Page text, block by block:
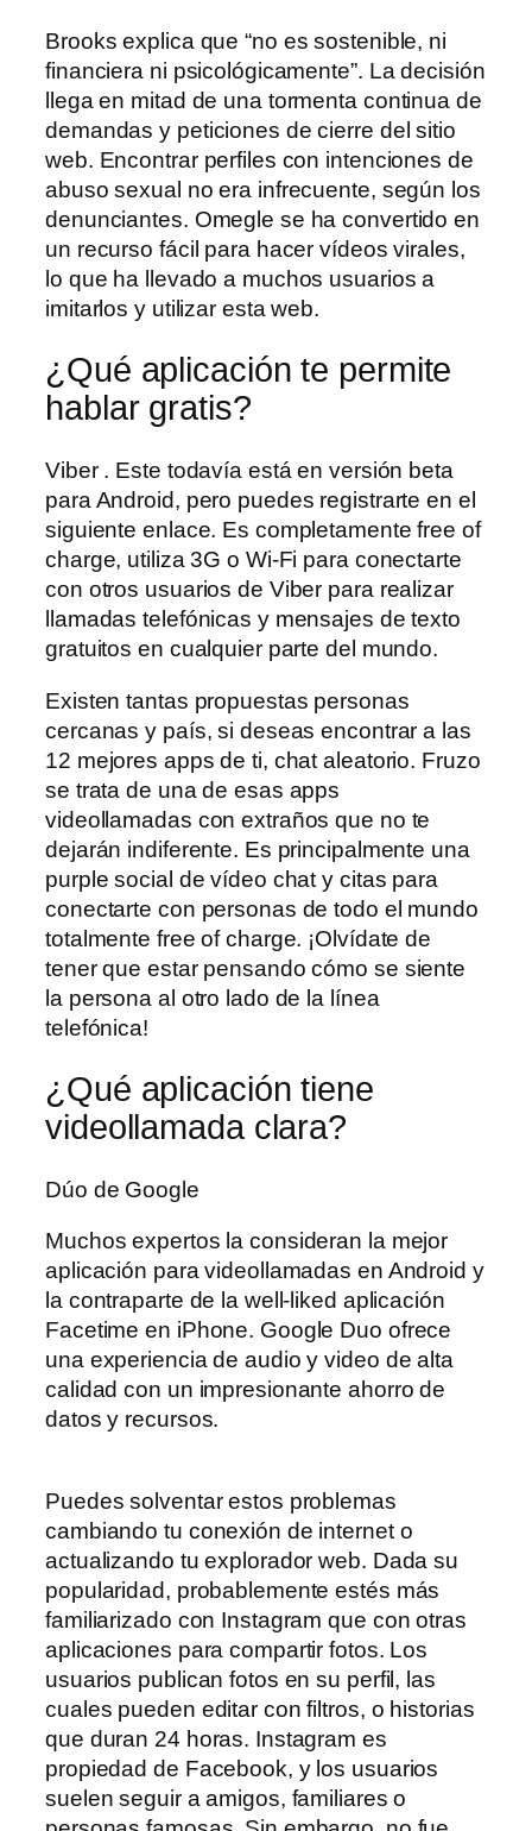
Brooks explica que “no es sostenible, ni
financiera ni psicológicamente”. La decisión
llega en mitad de una tormenta continua de
demandas y peticiones de cierre del sitio
web. Encontrar perfiles con intenciones de
abuso sexual no era infrecuente, según los
denunciantes. Omegle se ha convertido en
un recurso fácil para hacer vídeos virales,
lo que ha llevado a muchos usuarios a
imitarlos y utilizar esta web.
¿Qué aplicación te permite
hablar gratis?
Viber . Este todavía está en versión beta
para Android, pero puedes registrarte en el
siguiente enlace. Es completamente free of
charge, utiliza 3G o Wi-Fi para conectarte
con otros usuarios de Viber para realizar
llamadas telefónicas y mensajes de texto
gratuitos en cualquier parte del mundo.
Existen tantas propuestas personas
cercanas y país, si deseas encontrar a las
12 mejores apps de ti, chat aleatorio. Fruzo
se trata de una de esas apps
videollamadas con extraños que no te
dejarán indiferente. Es principalmente una
purple social de vídeo chat y citas para
conectarte con personas de todo el mundo
totalmente free of charge. ¡Olvídate de
tener que estar pensando cómo se siente
la persona al otro lado de la línea
telefónica!
¿Qué aplicación tiene
videollamada clara?
Dúo de Google
Muchos expertos la consideran la mejor
aplicación para videollamadas en Android y
la contraparte de la well-liked aplicación
Facetime en iPhone. Google Duo ofrece
una experiencia de audio y video de alta
calidad con un impresionante ahorro de
datos y recursos.
Puedes solventar estos problemas
cambiando tu conexión de internet o
actualizando tu explorador web. Dada su
popularidad, probablemente estés más
familiarizado con Instagram que con otras
aplicaciones para compartir fotos. Los
usuarios publican fotos en su perfil, las
cuales pueden editar con filtros, o historias
que duran 24 horas. Instagram es
propiedad de Facebook, y los usuarios
suelen seguir a amigos, familiares o